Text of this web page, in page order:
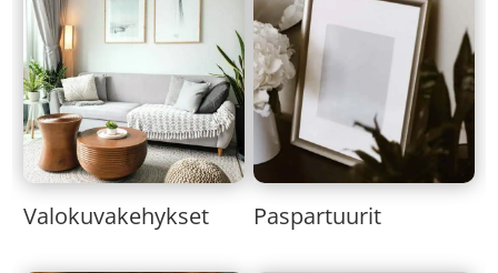
Valokuvakehykset Paspartuurit